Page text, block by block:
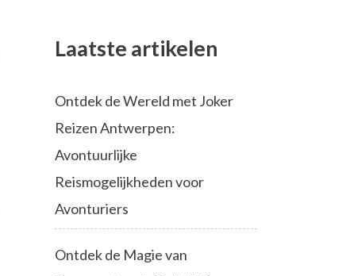
Laatste artikelen
Ontdek de Wereld met Joker
Reizen Antwerpen:
Avontuurlijke
Reismogelijkheden voor
Avonturiers
Ontdek de Magie van